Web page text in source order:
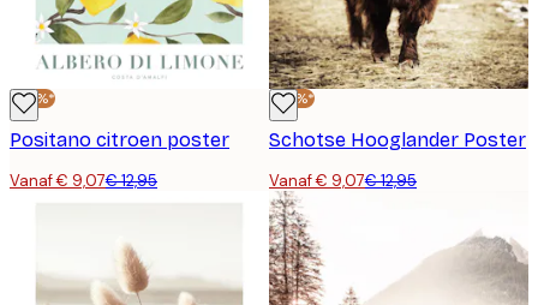
-30%*
Positano citroen poster
Vanaf € 9,07€ 12,95
-30%*
Schotse Hooglander Poster
Vanaf € 9,07€ 12,95